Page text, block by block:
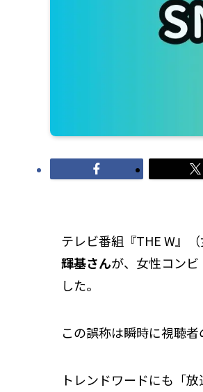
テレビ番組『THE W』
輝基さんが、女性コンビ
した。
この誤称は瞬時に視聴者
トレンドワードにも「